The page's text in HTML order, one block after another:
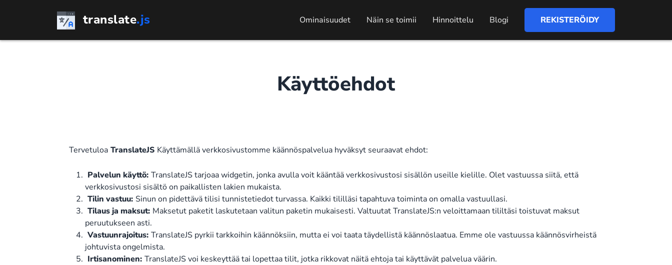
translate.js Ominaisuudet Näin se toimii Hinnoittelu Blogi REKISTERÖIDY
Käyttöehdot
Tervetuloa TranslateJS Käyttämällä verkkosivustomme käännöspalvelua hyväksyt seuraavat ehdot:
Palvelun käyttö: TranslateJS tarjoaa widgetin, jonka avulla voit kääntää verkkosivustosi sisällön useille kielille. Olet vastuussa siitä, että
verkkosivustosi sisältö on paikallisten lakien mukaista.
Tilin vastuu: Sinun on pidettävä tilisi tunnistetiedot turvassa. Kaikki tililläsi tapahtuva toiminta on omalla vastuullasi.
Tilaus ja maksut: Maksetut paketit laskutetaan valitun paketin mukaisesti. Valtuutat TranslateJS:n veloittamaan tililtäsi toistuvat maksut
peruutukseen asti.
Vastuunrajoitus: TranslateJS pyrkii tarkkoihin käännöksiin, mutta ei voi taata täydellistä käännöslaatua. Emme ole vastuussa käännösvirheistä
johtuvista ongelmista.
Irtisanominen: TranslateJS voi keskeyttää tai lopettaa tilit, jotka rikkovat näitä ehtoja tai käyttävät palvelua väärin.